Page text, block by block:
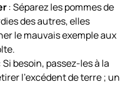
: Séparez les pommes de
des autres, elles
le mauvais exemple aux
Si besoin, passez-les à la
l’excédent de terre ; un